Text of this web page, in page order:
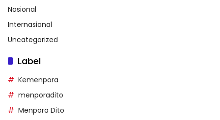
Nasional
Internasional
Uncategorized
Label
Kemenpora
menporadito
Menpora Dito